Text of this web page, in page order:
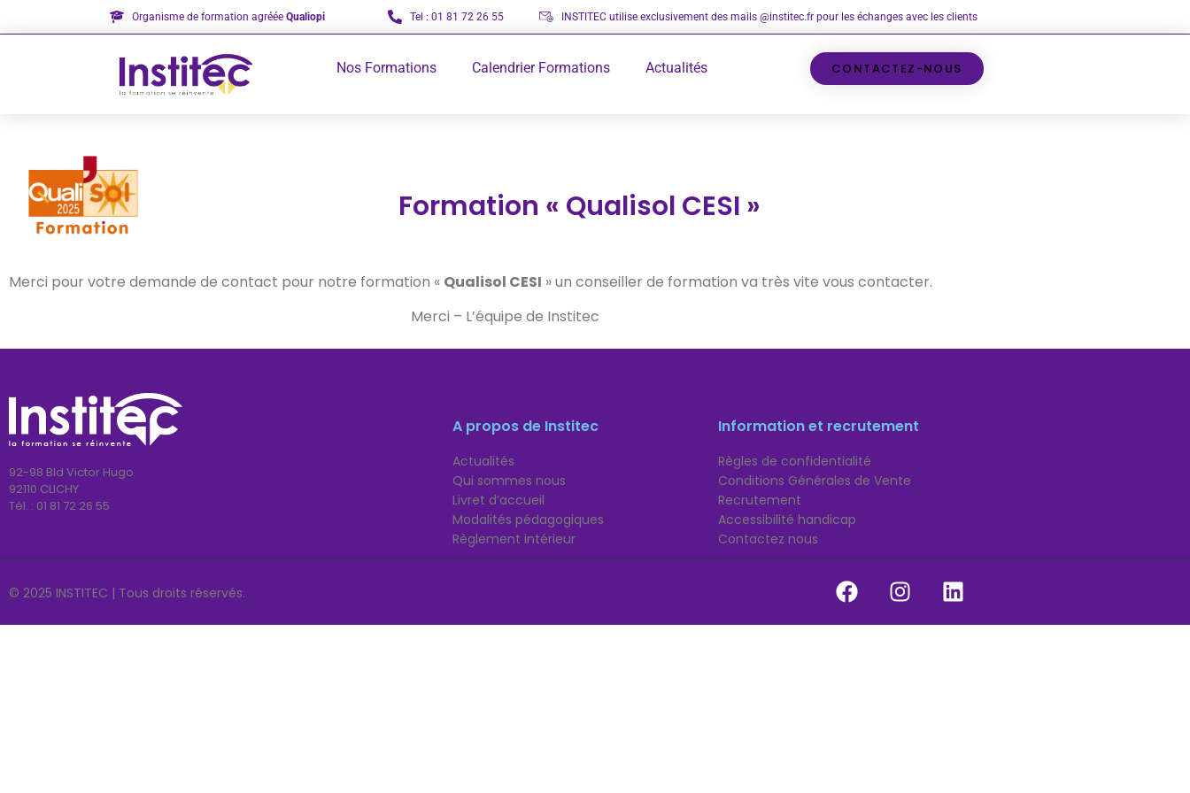
Organisme de formation agréée Qualiopi Tel : 01 81 72 26 55 INSTITEC utilise exclusivement des mails @institec.fr pour les échanges avec les clients
Nos Formations Calendrier Formations Actualités CONTACTEZ-NOUS
Formation « Qualisol CESI »
Merci pour votre demande de contact pour notre formation « Qualisol CESI » un conseiller de formation va très vite vous contacter.
Merci – L’équipe de Institec
92-98 Bld Victor Hugo
92110 CLICHY
Tél. : 01 81 72 26 55
A propos de Institec
Actualités
Qui sommes nous
Livret d’accueil
Modalités pédagogiques
Règlement intérieur
Information et recrutement
Règles de confidentialité
Conditions Générales de Vente
Recrutement
Accessibilité handicap
Contactez nous
© 2025 INSTITEC | Tous droits réservés.